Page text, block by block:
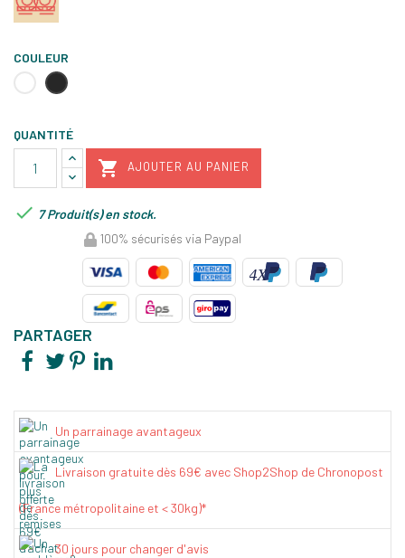
COULEUR
BlancNoir
QUANTITÉ
 AJOUTER AU PANIER
 7 Produit(s) en stock.
100% sécurisés via Paypal
PARTAGER
Un parrainage avantageux
Livraison gratuite dès 69€ avec Shop2Shop de Chronopost
(France métropolitaine et < 30kg)*
30 jours pour changer d'avis